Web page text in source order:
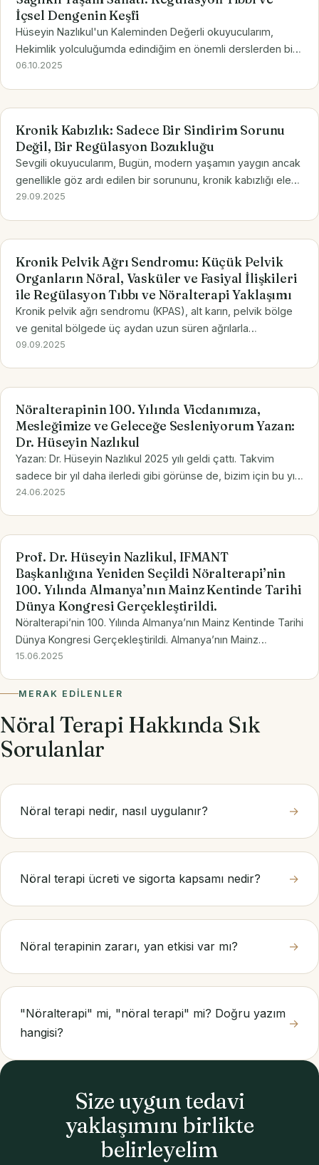
İçsel Dengenin Keşfi
Hüseyin Nazlıkul'un Kaleminden Değerli okuyucularım,
Hekimlik yolculuğumda edindiğim en önemli derslerden biri,
sağlığın sadece hastalığın yokluğu olmadığını, aksine
06.10.2025
Kronik Kabızlık: Sadece Bir Sindirim Sorunu
Değil, Bir Regülasyon Bozukluğu
Sevgili okuyucularım, Bugün, modern yaşamın yaygın ancak
genellikle göz ardı edilen bir sorununu, kronik kabızlığı ele
almak istiyorum. Birçok kişi için bu durum sadece "ara sıra
29.09.2025
Kronik Pelvik Ağrı Sendromu: Küçük Pelvik
Organların Nöral, Vasküler ve Fasiyal İlişkileri
ile Regülasyon Tıbbı ve Nöralterapi Yaklaşımı
Kronik pelvik ağrı sendromu (KPAS), alt karın, pelvik bölge
ve genital bölgede üç aydan uzun süren ağrılarla
karakterize, yaygın ve multifaktöriyel bir durumdur. KPAS’nin
09.09.2025
Nöralterapinin 100. Yılında Vicdanımıza,
Mesleğimize ve Geleceğe Sesleniyorum Yazan:
Dr. Hüseyin Nazlıkul
Yazan: Dr. Hüseyin Nazlıkul 2025 yılı geldi çattı. Takvim
sadece bir yıl daha ilerledi gibi görünse de, bizim için bu yıl
çok daha derin, çok daha anlamlı: Nöralterapi 100 yaşında.
24.06.2025
Prof. Dr. Hüseyin Nazlikul, IFMANT
Başkanlığına Yeniden Seçildi Nöralterapi’nin
100. Yılında Almanya’nın Mainz Kentinde Tarihi
Dünya Kongresi Gerçekleştirildi.
Nöralterapi’nin 100. Yılında Almanya’nın Mainz Kentinde Tarihi
Dünya Kongresi Gerçekleştirildi. Almanya’nın Mainz
kentinde, Nöralterapi’nin 100. yılı onuruna düzenlenen
15.06.2025
MERAK EDILENLER
Nöral Terapi Hakkında Sık
Sorulanlar
Nöral terapi nedir, nasıl uygulanır? →
Nöral terapi ücreti ve sigorta kapsamı nedir? →
Nöral terapinin zararı, yan etkisi var mı? →
"Nöralterapi" mi, "nöral terapi" mi? Doğru yazım
hangisi?
→
Size uygun tedavi
yaklaşımını birlikte
belirleyelim